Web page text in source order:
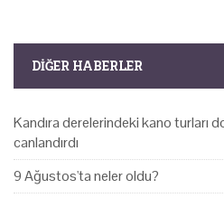
DIĞER HABERLER
Kandıra derelerindeki kano turları
canlandırdı
9 Ağustos'ta neler oldu?